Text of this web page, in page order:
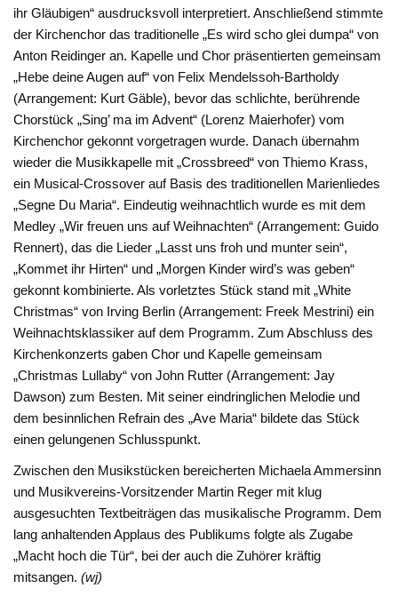
ihr Gläubigen“ ausdrucksvoll interpretiert. Anschließend stimmte
der Kirchenchor das traditionelle „Es wird scho glei dumpa“ von
Anton Reidinger an. Kapelle und Chor präsentierten gemeinsam
„Hebe deine Augen auf“ von Felix Mendelssoh-Bartholdy
(Arrangement: Kurt Gäble), bevor das schlichte, berührende
Chorstück „Sing’ ma im Advent“ (Lorenz Maierhofer) vom
Kirchenchor gekonnt vorgetragen wurde. Danach übernahm
wieder die Musikkapelle mit „Crossbreed“ von Thiemo Krass,
ein Musical-Crossover auf Basis des traditionellen Marienliedes
„Segne Du Maria“. Eindeutig weihnachtlich wurde es mit dem
Medley „Wir freuen uns auf Weihnachten“ (Arrangement: Guido
Rennert), das die Lieder „Lasst uns froh und munter sein“,
„Kommet ihr Hirten“ und „Morgen Kinder wird’s was geben“
gekonnt kombinierte. Als vorletztes Stück stand mit „White
Christmas“ von Irving Berlin (Arrangement: Freek Mestrini) ein
Weihnachtsklassiker auf dem Programm. Zum Abschluss des
Kirchenkonzerts gaben Chor und Kapelle gemeinsam
„Christmas Lullaby“ von John Rutter (Arrangement: Jay
Dawson) zum Besten. Mit seiner eindringlichen Melodie und
dem besinnlichen Refrain des „Ave Maria“ bildete das Stück
einen gelungenen Schlusspunkt.
Zwischen den Musikstücken bereicherten Michaela Ammersinn
und Musikvereins-Vorsitzender Martin Reger mit klug
ausgesuchten Textbeiträgen das musikalische Programm. Dem
lang anhaltenden Applaus des Publikums folgte als Zugabe
„Macht hoch die Tür“, bei der auch die Zuhörer kräftig
mitsangen.(wj)